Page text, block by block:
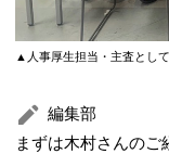
▲人事厚生担当・主査とし
編集部
まずは木村さんの